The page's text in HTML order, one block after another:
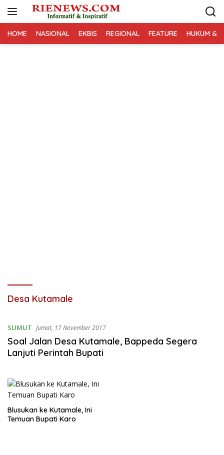
HOME NASIONAL EKBIS REGIONAL FEATURE HUKUM &
Desa Kutamale
SUMUT Jumat, 17 November 2017
Soal Jalan Desa Kutamale, Bappeda Segera
Lanjuti Perintah Bupati
Blusukan ke Kutamale, Ini
Temuan Bupati Karo